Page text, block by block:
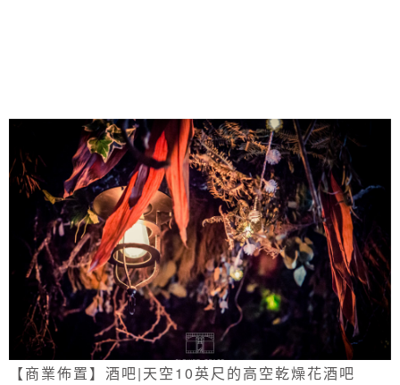
【商業佈置】酒吧|天空10英尺的高空乾燥花酒吧